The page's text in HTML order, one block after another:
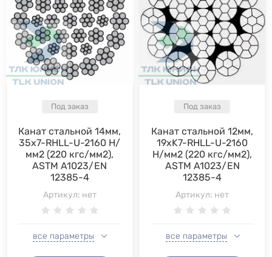
Под заказ
Канат стальной 14мм,
35х7-RHLL-U-2160 Н/
мм2 (220 кгс/мм2),
ASTM A1023/EN
12385-4
Артикул: нет
все параметры
Под заказ
Канат стальной 12мм,
19хK7-RHLL-U-2160
Н/мм2 (220 кгс/мм2),
ASTM A1023/EN
12385-4
Артикул: нет
все параметры